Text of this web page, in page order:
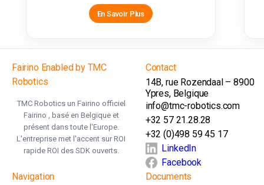
En Savoir Plus
Fairino Enabled by TMC
Robotics
TMC Robotics un Fairino officiel
Fairino , basé en Belgique et
présent dans toute l'Europe.
L'entreprise met l'accent sur ROI
rapide ROI des SDK ouverts.
Contact
14B, rue Rozendaal – 8900
Ypres, Belgique
info@tmc-robotics.com
+32 57 21.28.28
+32 (0)498 59 45 17
LinkedIn
Facebook
Navigation
Documents